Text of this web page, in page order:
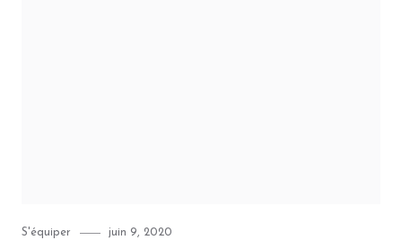
Category
S'équiper
Posted
juin 9, 2020